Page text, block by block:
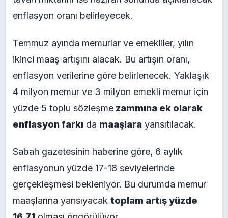
enflasyon oranı belirleyecek.
Temmuz ayında memurlar ve emekliler, yılın
ikinci maaş artışını alacak. Bu artışın oranı,
enflasyon verilerine göre belirlenecek. Yaklaşık
4 milyon memur ve 3 milyon emekli memur için
yüzde 5 toplu sözleşme zammına ek olarak
enflasyon farkı da maaşlara yansıtılacak.
Sabah gazetesinin haberine göre, 6 aylık
enflasyonun yüzde 17-18 seviyelerinde
gerçekleşmesi bekleniyor. Bu durumda memur
maaşlarına yansıyacak toplam artış yüzde